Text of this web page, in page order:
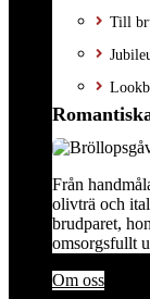
Till
Från
olivträ och
brudparet,
omsorgsfullt
Om oss